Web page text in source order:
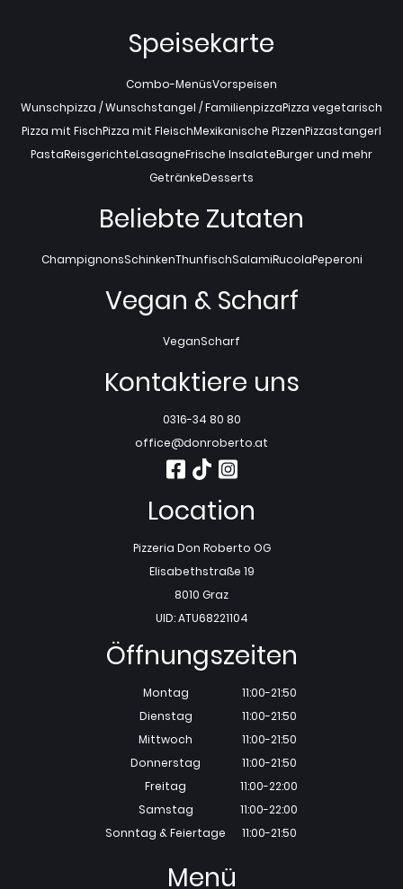
Speisekarte
Combo-MenüsVorspeisen
Wunschpizza / Wunschstangel / FamilienpizzaPizza vegetarisch
Pizza mit FischPizza mit FleischMexikanische PizzenPizzastangerl
PastaReisgerichteLasagneFrische InsalateBurger und mehr
GetränkeDesserts
Beliebte Zutaten
ChampignonsSchinkenThunfischSalamiRucolaPeperoni
Vegan & Scharf
VeganScharf
Kontaktiere uns
0316-34 80 80
office@donroberto.at
Location
Pizzeria Don Roberto OG
Elisabethstraße 19
8010 Graz
UID: ATU68221104
Öffnungszeiten
Montag
Dienstag
Mittwoch
Donnerstag
Freitag
Samstag
Sonntag & Feiertage
11:00-21:50
11:00-21:50
11:00-21:50
11:00-21:50
11:00-22:00
11:00-22:00
11:00-21:50
Menü